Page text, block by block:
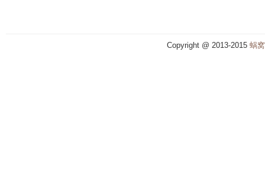
Copyright @ 2013-2015 蜗